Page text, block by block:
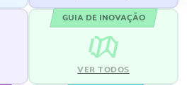
GUIA DE INOVAÇÃO
VER TODOS